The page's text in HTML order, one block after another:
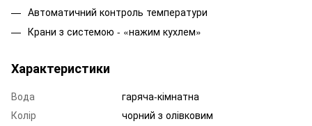
Автоматичний контроль температури
Крани з системою - «нажим кухлем»
Характеристики
Вода
гаряча-кімнатна
Колір
чорний з олівковим